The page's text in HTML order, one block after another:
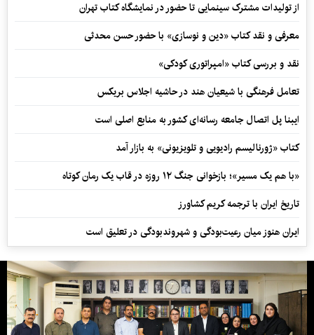
از تولیدات مشترک سینمایی تا حضور در نمایشگاه کتاب تهران
معرفی و نقد کتاب «دین و نوسازی» با حضور حسن محدثی
نقد و بررسی کتاب «امپراتوری کودکی»
تعامل فرهنگی با شیعیان هند در حاشیه اجلاس بریکس
ایبنا پل اتصال جامعه رسانه‌ای کشور به منابع اصلی است
کتاب «ژورنالیسم رادیویی و تلویزیونی» به بازار آمد
«با هم یک مسیر»؛ بازخوانی جنگ ۱۲ روزه در قاب یک رمان کوتاه
تاریخ ایران با ترجمه کریم کشاورز
ایران هنوز میان رعیت‌بودگی و شهروندبودگی در تعلیق است